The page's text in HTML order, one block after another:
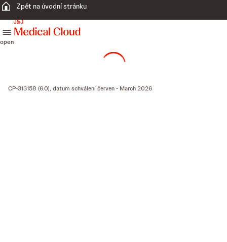
Zpět na úvodní stránku
open
CP-313158 (6.0), datum schválení červen - March 2026